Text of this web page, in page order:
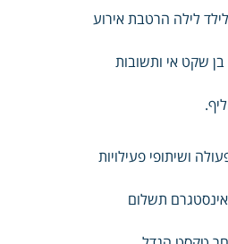
לילה הרטבת אירוע
בן שקט אי ותשובות
ושיתופי פעילויות
תשלום